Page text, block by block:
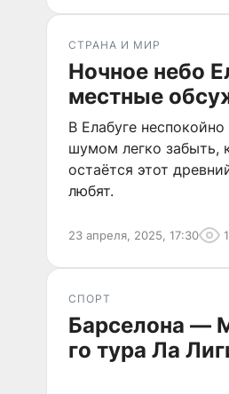
СТРАНА И МИР
Ночное небо
местные
В Елабуге
шумом легко
остаётся этот
любят.
23 апреля, 2025, 17:30
СПОРТ
Барселона —
го тура Ла